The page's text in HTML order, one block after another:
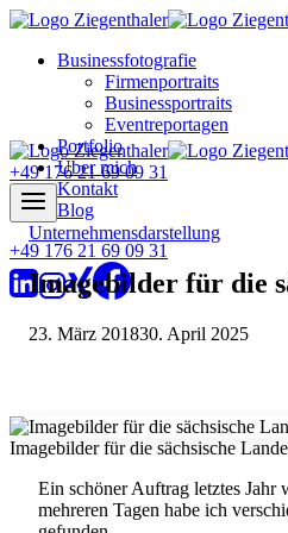
Zum
springenBusinessfotografie
Firmenportraits
Businessportraits
Eventreportagen
Portfolio
Über mich
Kontakt
Blog
+49 176 21 69 09 31
+49 176 21 69 09 31
Unternehmensdarstellung
Imagebilder für die
23. März 201830. April 2025
Imagebilder für die sächsische
Ein schöner Auftrag letztes
mehreren Tagen habe ich